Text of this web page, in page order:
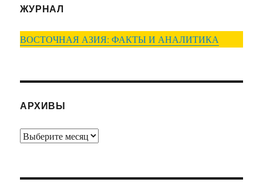
ЖУРНАЛ
ВОСТОЧНАЯ АЗИЯ: ФАКТЫ И АНАЛИТИКА
АРХИВЫ
Архивы